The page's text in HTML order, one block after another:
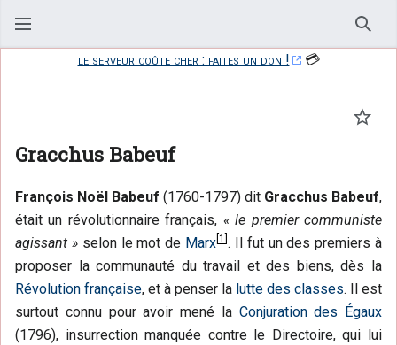
le serveur coûte cher : faites un don !
💳
Gracchus Babeuf
François Noël Babeuf (1760-1797) dit Gracchus Babeuf,
était un révolutionnaire français, « le premier communiste
agissant » selon le mot de Marx [1 . Il fut un des premiers à
proposer la communauté du travail et des biens, dès la
Révolution française, et à penser la lutte des classes. Il est
surtout connu pour avoir mené la Conjuration des Égaux
(1796), insurrection manquée contre le Directoire, qui lui